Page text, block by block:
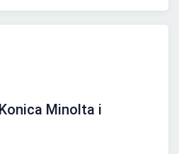
Minolta i